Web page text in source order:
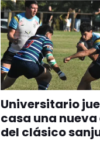
Universitario
casa una
del clásico